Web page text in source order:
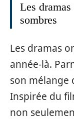
Les
sombres
Les dramas
année-là.
son mélange
Inspirée du
non